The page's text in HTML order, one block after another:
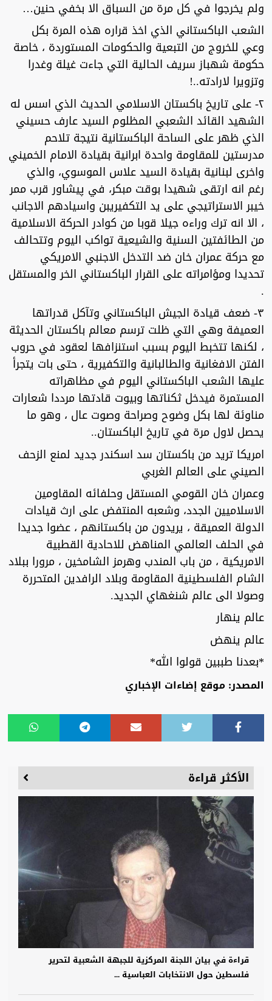
ولم يخرجوا في كل مرة من السباق الا بخفي حنين…
الشعب الباكستاني الذي اخذ قراره هذه المرة بكل
وعي للخروج من التبعية والحكومات المستوردة ، خاصة
حكومة شهباز سريف الحالية التي جاءت غيلة وغدرا
وتزويرا لارادته..!
٢- على تاريخ باكستان الاسلامي الحديث الذي اسس له
الشهيد القائد الشعبي المظلوم السيد عارف حسيني
الذي ظهر على الساحة الباكستانية نتيجة تلاحم
مدرستين للمقاومة واحدة ابرانية بقيادة الامام الخميني
واخرى لبنانية بقيادة السيد علاس الموسوي، والذي
رغم انه ارتقى شهيدا بوقت مبكر، في پيشاور قرب ممر
خيبر الاستراتيجي على يد التكفيريبن واسيادهم الاجانب
، الا انه ترك وراءه جيلا قوبا من كوادر الحركة الاسلامية
من الطائفتين السنية والشيعية تواكب اليوم وتتحالف
مع حركة عمران خان ضد التدخل الاجنبي الامريكي
تحديدا ومؤامراته على القرار الباكستاني الخر والمستقل
.
٣- ضعف قيادة الجيش الباكستاني وتآكل قدراتها
العميفة وهي التي ظلت ترسم معالم باكستان الحديثة
، لكنها تتخبط اليوم بسبب استنزافها لعقود في حروب
الفتن الافغانية والطالبانية والتكفيرية ، حتى بات يتجرأ
عليها الشعب الباكستاني اليوم في مظاهراته
المستمرة فيدخل ثكناتها وبيوت قادتها مرددا شعارات
مناوئة لها بكل وضوح وصراحة وصوت عال ، وهو ما
يحصل لاول مرة في تاريخ الباكستان..
امريكا تريد من باكستان سد اسكندر جديد لمنع الزحف
الصيني على العالم الغربي
وعمران خان القومي المستقل وحلفائه المقاومين
الاسلاميين الجدد، وشعبه المنتفض على ارث قيادات
الدولة العميقة ، يريدون من باكستانهم ، عضوا جديدا
في الحلف العالمي المناهض للاحادية القطبية
الامريكية ، من باب المندب وهرمز الشامخين ، مرورا ببلاد
الشام الفلسطينية المقاومة وبلاد الرافدين المتحررة
وصولا الى عالم شنغهاي الجديد.
عالم ينهار
عالم ينهض
*بعدنا طببين قولوا الله*
المصدر: موقع إضاءات الإخباري
الأكثر قراءة
قراءة في بيان اللجنة المركزية للجبهة الشعبية لتحرير
فلسطين حول الانتخابات العباسية ...